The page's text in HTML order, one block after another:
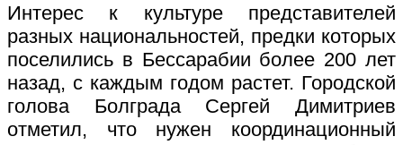
Интерес к культуре представителей
разных национальностей, предки которых
поселились в Бессарабии более 200 лет
назад, с каждым годом растет. Городской
голова Болграда Сергей Димитриев
отметил, что нужен координационный